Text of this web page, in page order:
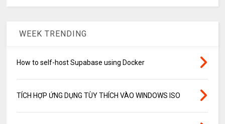
WEEK TRENDING
How to self-host Supabase using Docker
TÍCH HỢP ỨNG DỤNG TÙY THÍCH VÀO WINDOWS ISO